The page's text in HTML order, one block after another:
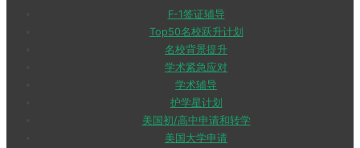
F-1签证辅导
Top50名校跃升计划
名校背景提升
学术紧急应对
学术辅导
护学星计划
美国初/高中申请和转学
美国大学申请